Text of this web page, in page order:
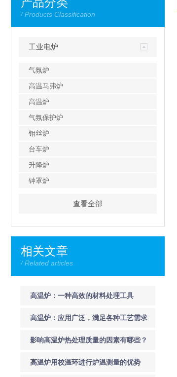
/ Products Classification
工业电炉
气氛炉
高温马弗炉
高温炉
气氛保护炉
钼丝炉
台车炉
升降炉
钟罩炉
查看全部
相关文章
/ Related articles
高温炉：一种高效的材料处理工具
高温炉：应用广泛，满足各种工艺需求
影响高温炉热处理质量的因素有哪些？
高温炉用校温环进行炉温测量的优势